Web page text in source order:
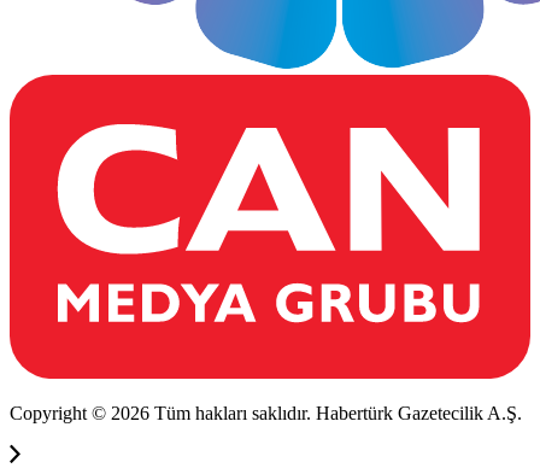
Copyright © 2026 Tüm hakları saklıdır. Habertürk Gazetecilik A.Ş.